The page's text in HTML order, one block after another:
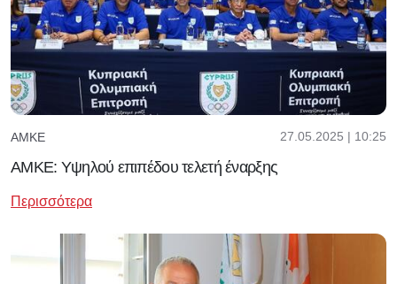
ΑΜΚΕ 27.05.2025 | 10:25
ΑΜΚΕ: Υψηλού επιπέδου τελετή έναρξης
Περισσότερα